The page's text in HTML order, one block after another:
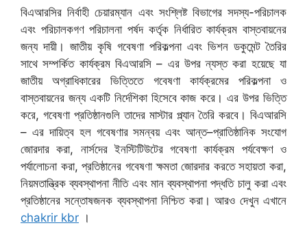
বিএআরসির নির্বাহী চেয়ারম্যান এবং সংশ্লিষ্ট বিভাগের সদস্য-পরিচালক
এবং পরিচালকগণ পরিচালনা পর্ষদ কর্তৃক নির্ধারিত কার্যক্রম বাস্তবায়নের
জন্য দায়ী। জাতীয় কৃষি গবেষণা পরিকল্পনা এবং ভিশন ডকুমেন্ট তৈরির
সাথে সম্পর্কিত কার্যক্রম বিএআরসি – এর উপর ন্যস্ত করা হয়েছে যা
জাতীয় অগ্রাধিকারের ভিত্তিতে গবেষণা কার্যক্রমের পরিকল্পনা ও
বাস্তবায়নের জন্য একটি নির্দেশিকা হিসেবে কাজ করে। এর উপর ভিত্তি
করে, গবেষণা প্রতিষ্ঠানগুলি তাদের মাস্টার প্ল্যান তৈরি করবে। বিএআরসি
– এর দায়িত্ব হল গবেষণার সমন্বয় এবং আন্ত–প্রাতিষ্ঠানিক সংযোগ
জোরদার করা, নার্সদের ইনস্টিটিউটের গবেষণা কার্যক্রম পর্যবেক্ষণ ও
পর্যালোচনা করা, প্রতিষ্ঠানের গবেষণা ক্ষমতা জোরদার করতে সহায়তা করা,
নিয়মতান্ত্রিক ব্যবস্থাপনা নীতি এবং মান ব্যবস্থাপনা পদ্ধতি চালু করা এবং
প্রতিষ্ঠানের সন্তোষজনক ব্যবস্থাপনা নিশ্চিত করা। আরও দেখুন এখানে
chakrir kbr ।